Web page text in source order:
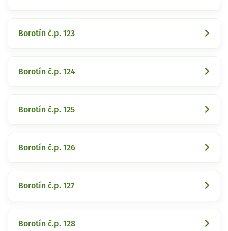
Borotín č.p. 123
Borotín č.p. 124
Borotín č.p. 125
Borotín č.p. 126
Borotín č.p. 127
Borotín č.p. 128